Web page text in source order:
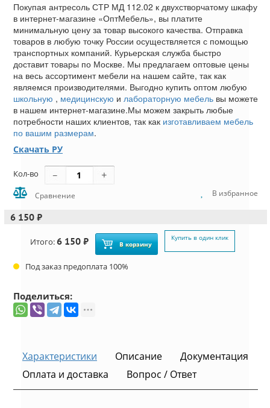
Покупая антресоль СТР МД 112.02 к двухстворчатому шкафу
в интернет-магазине «ОптМебель», вы платите
минимальную цену за товар высокого качества. Отправка
товаров в любую точку России осуществляется с помощью
транспортных компаний. Курьерская служба быстро
доставит товары по Москве. Мы предлагаем оптовые цены
на весь ассортимент мебели на нашем сайте, так как
являемся производителями. Выгодно купить оптом любую
школьную , медицинскую и лабораторную мебель вы можете
в нашем интернет-магазине.Мы можем закрыть любые
потребности наших клиентов, так как изготавливаем мебель
по вашим размерам.
Скачать РУ
Кол-во
Сравнение В избранное
6 150 ₽
Итого:6 150 ₽ В корзину
Купить в один клик
Под заказ предоплата 100%
Поделиться:
Характеристики Описание
Документация
Оплата и доставка
Вопрос / Ответ